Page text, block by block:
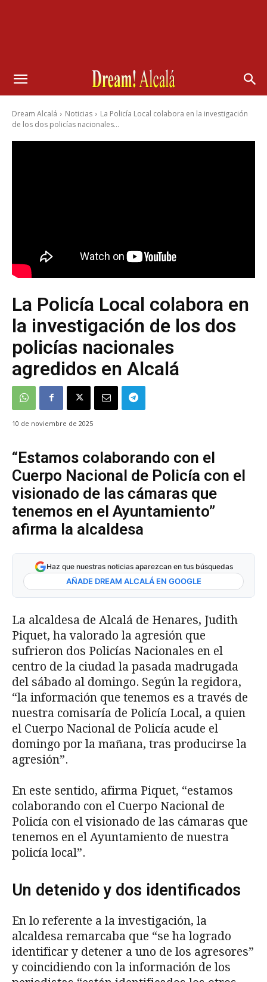
Dream Alcalá Noticias
La Policía Local colabora en la investigación
de los dos policías nacionales...
La Policía Local colabora en
la investigación de los dos
policías nacionales
agredidos en Alcalá
10 de noviembre de 2025
“Estamos colaborando con el
Cuerpo Nacional de Policía con el
visionado de las cámaras que
tenemos en el Ayuntamiento”
afirma la alcaldesa
Haz que nuestras noticias aparezcan en tus búsquedas
AÑADE DREAM ALCALÁ EN GOOGLE
La alcaldesa de Alcalá de Henares, Judith
Piquet, ha valorado la agresión que
sufrieron dos Policías Nacionales en el
centro de la ciudad la pasada madrugada
del sábado al domingo. Según la regidora,
“la información que tenemos es a través de
nuestra comisaría de Policía Local, a quien
el Cuerpo Nacional de Policía acude el
domingo por la mañana, tras producirse la
agresión”.
En este sentido, afirma Piquet, “estamos
colaborando con el Cuerpo Nacional de
Policía con el visionado de las cámaras que
tenemos en el Ayuntamiento de nuestra
policía local”.
Un detenido y dos identificados
En lo referente a la investigación, la
alcaldesa remarcaba que “se ha logrado
identificar y detener a uno de los agresores”
y coincidiendo con la información de los